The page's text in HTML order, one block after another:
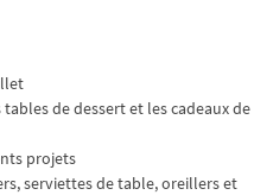
de dessert et les cadeaux de
projets
serviettes de table, oreillers et